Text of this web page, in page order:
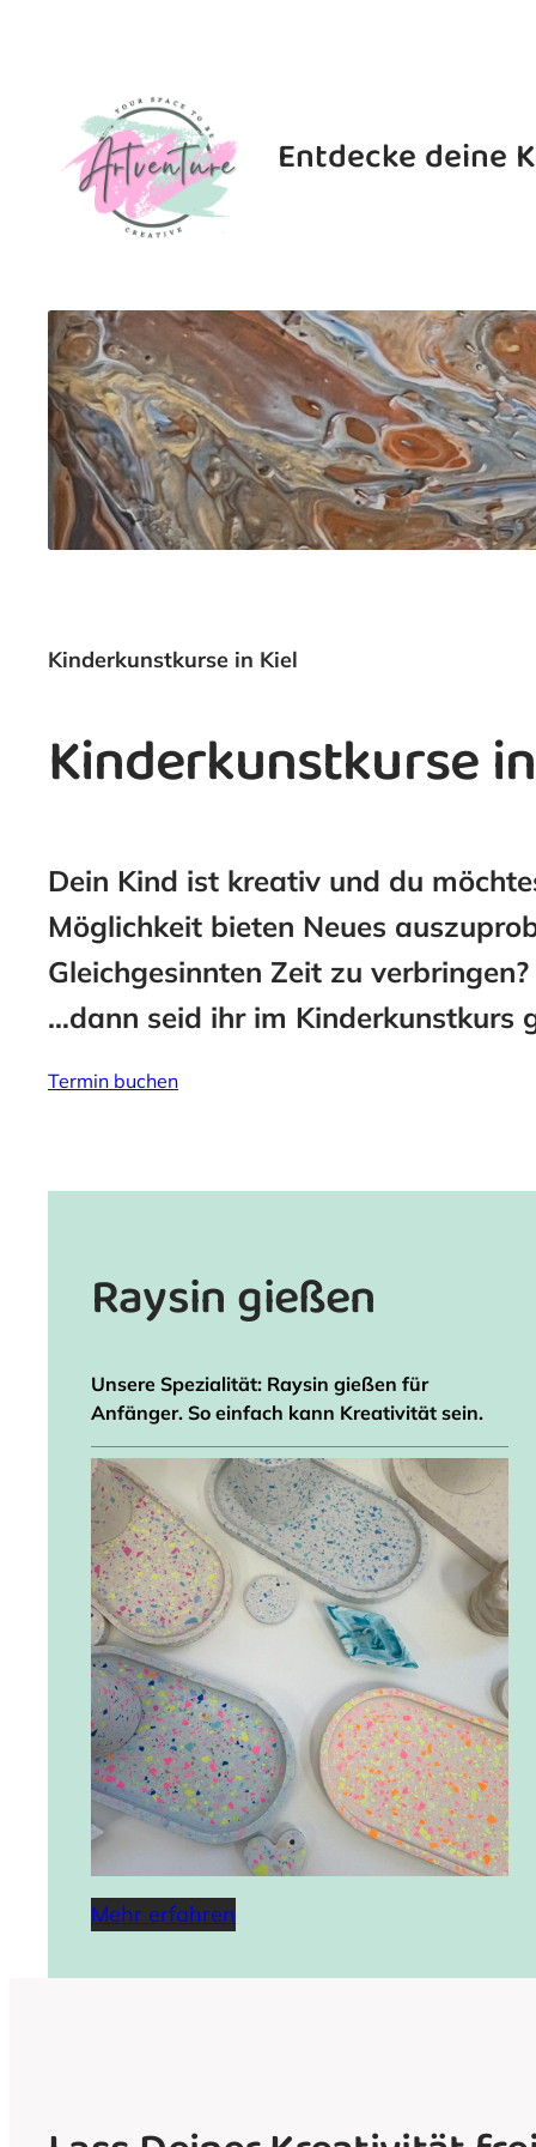
Entdecke deine
Kinderkunstkurse in Kiel
Kinderkunstkurse
Dein Kind ist kreativ und du
Möglichkeit bieten Neues
Gleichgesinnten Zeit zu verbringen?
…dann seid ihr im Kinderkunstkurs
Termin buchen
Raysin gießen
Unsere Spezialität: Raysin gießen für
Anfänger. So einfach kann Kreativität sein.
Mehr erfahren